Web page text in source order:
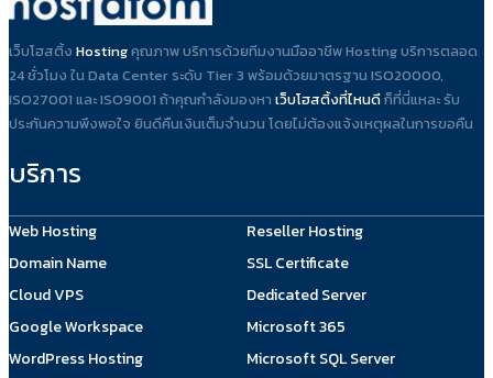
เว็บโฮสติ้ง Hostingคุณภาพ บริการด้วยทีมงานมืออาชีพ Hosting บริการตลอด
24 ชั่วโมง ใน Data Center ระดับ Tier 3 พร้อมด้วยมาตรฐาน ISO20000,
ISO27001 และ ISO9001 ถ้าคุณกำลังมองหา เว็บโฮสติ้งที่ไหนดีก็ที่นี่แหละ รับ
ประกันความพึงพอใจ ยินดีคืนเงินเต็มจำนวน โดยไม่ต้องแจ้งเหตุผลในการขอคืน
บริการ
Web Hosting
Domain Name
Cloud VPS
Google Workspace
WordPress Hosting
Reseller Hosting
SSL Certificate
Dedicated Server
Microsoft 365
Microsoft SQL Server